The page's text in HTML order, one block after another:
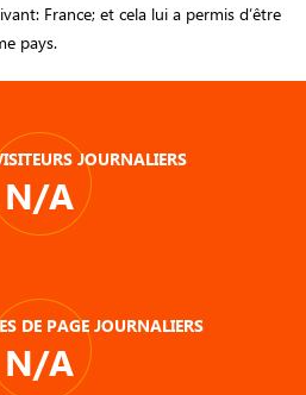
France; et cela lui a permis d’être
pays.
JOURNALIERS
N/A
DE PAGE JOURNALIERS
N/A